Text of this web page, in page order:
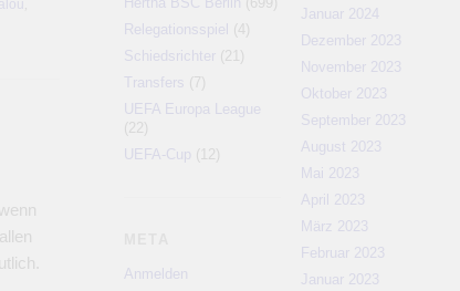
Relegationsspiel
(4)
Schiedsrichter(21)
Transfers (7)
UEFA Europa League
(22)
UEFA-Cup
(12)
Anmelden
Januar 2024
Dezember 2023
November 2023
Oktober 2023
September 2023
August 2023
Mai 2023
April 2023
März 2023
Februar 2023
Januar 2023